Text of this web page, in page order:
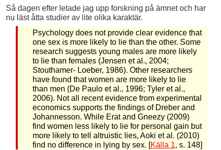
Så dagen efter letade jag upp forskning på ämnet och har
nu läst åtta studier av lite olika karaktär.
Psychology does not provide clear evidence that
one sex is more likely to lie than the other. Some
research suggests young males are more likely
to lie than females (Jensen et al., 2004;
Stouthamer- Loeber, 1986). Other researchers
have found that women are more likely to lie
than men (De Paulo et al., 1996; Tyler et al.,
2006). Not all recent evidence from experimental
economics supports the findings of Dreber and
Johannesson. While Erat and Gneezy (2009)
find women less likely to lie for personal gain but
more likely to tell altruistic lies, Aoki et al. (2010)
find no difference in lying by sex. [Källa 1, s. 148]